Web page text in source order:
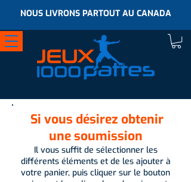
NOUS LIVRONS PARTOUT AU CANADA
Si vous désirez obtenir
une soumission
Il vous suffit de sélectionner les
différents éléments et de les ajouter à
votre panier, puis cliquer sur le bouton